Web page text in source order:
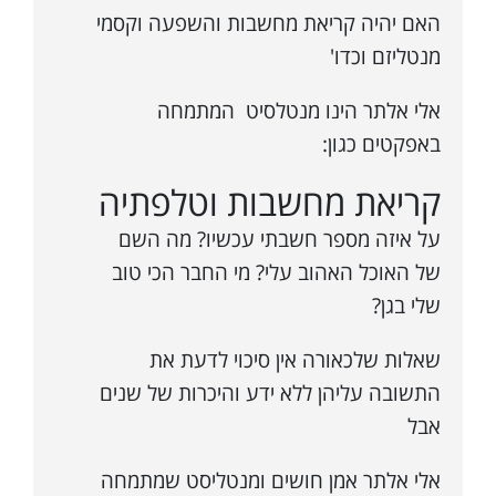
האם יהיה קריאת מחשבות והשפעה וקסמי
מנטליזם וכדו'
אלי אלתר הינו מנטלסיט המתמחה
באפקטים כגון:
קריאת מחשבות וטלפתיה
על איזה מספר חשבתי עכשיו? מה השם
של האוכל האהוב עלי? מי החבר הכי טוב
שלי בגן?
שאלות שלכאורה אין סיכוי לדעת את
התשובה עליהן ללא ידע והיכרות של שנים
אבל
אלי אלתר אמן חושים ומנטליסט שמתמחה